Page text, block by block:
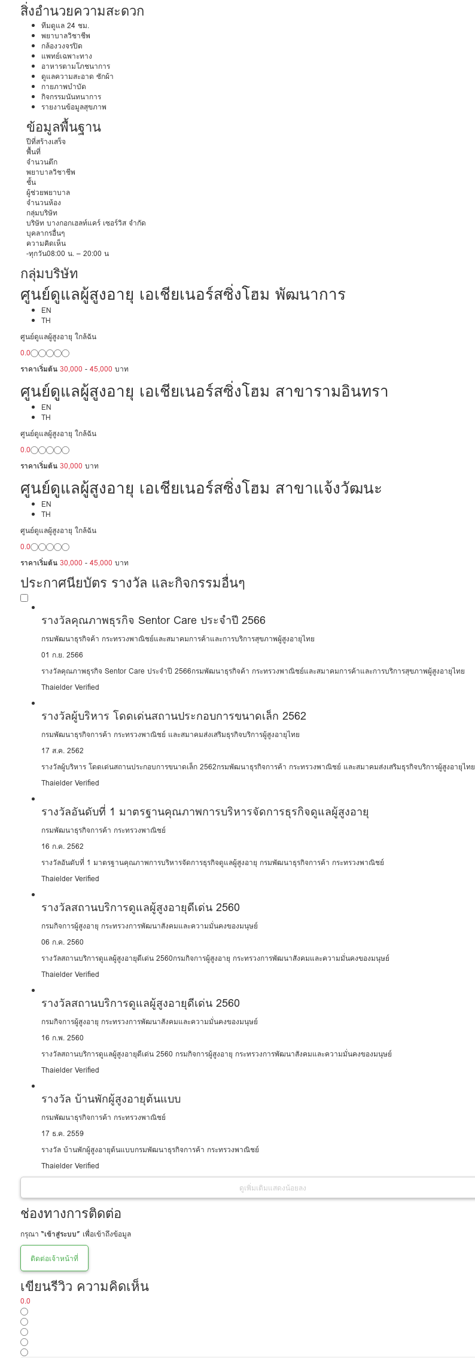
สิ่งอำนวยความสะดวก
ทีมดูแล 24 ชม.
พยาบาลวิชาชีพ
กล้องวงจรปิด
แพทย์เฉพาะทาง
อาหารตามโภชนาการ
ดูแลความสะอาด ซักผ้า
กายภาพบำบัด
กิจกรรมนันทนาการ
รายงานข้อมูลสุขภาพ
ข้อมูลพื้นฐาน
ปีที่สร้างเสร็จ
พื้นที่
จำนวนตึก
พยาบาลวิชาชีพ
ชั้น
ผู้ช่วยพยาบาล
จำนวนห้อง
กลุ่มบริษัท
บริษัท บางกอกเฮลท์แคร์ เซอร์วิส จำกัด
บุคลากรอื่นๆ
ความคิดเห็น
-ทุกวัน08:00 น. – 20:00 น
กลุ่มบริษัท
ศูนย์ดูแลผู้สูงอายุ เอเชียเนอร์สซิ่งโฮม พัฒนาการ
EN
TH
ศูนย์ดูแลผู้สูงอายุ ใกล้ฉัน
0.0
ราคาเริ่มต้น 30,000 - 45,000 บาท
ศูนย์ดูแลผู้สูงอายุ เอเชียเนอร์สซิ่งโฮม สาขารามอินทรา
EN
TH
ศูนย์ดูแลผู้สูงอายุ ใกล้ฉัน
0.0
ราคาเริ่มต้น 30,000 บาท
ศูนย์ดูแลผู้สูงอายุ เอเชียเนอร์สซิ่งโฮม สาขาแจ้งวัฒนะ
EN
TH
ศูนย์ดูแลผู้สูงอายุ ใกล้ฉัน
0.0
ราคาเริ่มต้น 30,000 - 45,000 บาท
ประกาศนียบัตร รางวัล และกิจกรรมอื่นๆ
รางวัลคุณภาพธุรกิจ Sentor Care ประจำปี 2566
กรมพัฒนาธุรกิจค้า กระทรวงพาณิชย์และสมาคมการค้าและการบริการสุขภาพผู้สูงอายุไทย
01 ก.ย. 2566
รางวัลคุณภาพธุรกิจ Sentor Care ประจำปี 2566กรมพัฒนาธุรกิจค้า กระทรวงพาณิชย์และสมาคมการค้าและการบริการสุขภาพผู้สูงอายุไทย
Thaielder Verified
รางวัลผู้บริหาร โดดเด่นสถานประกอบการขนาดเล็ก 2562
กรมพัฒนาธุรกิจการค้า กระทรวงพาณิชย์ และสมาคมส่งเสริมธุรกิจบริการผู้สูงอายุไทย
17 ส.ค. 2562
รางวัลผู้บริหาร โดดเด่นสถานประกอบการขนาดเล็ก 2562กรมพัฒนาธุรกิจการค้า กระทรวงพาณิชย์ และสมาคมส่งเสริมธุรกิจบริการผู้สูงอายุไทย
Thaielder Verified
รางวัลอันดับที่ 1 มาตรฐานคุณภาพการบริหารจัดการธุรกิจดูแลผู้สูงอายุ
กรมพัฒนาธุรกิจการค้า กระทรวงพาณิชย์
16 ก.ค. 2562
รางวัลอันดับที่ 1 มาตรฐานคุณภาพการบริหารจัดการธุรกิจดูแลผู้สูงอายุ กรมพัฒนาธุรกิจการค้า กระทรวงพาณิชย์
Thaielder Verified
รางวัลสถานบริการดูแลผู้สูงอายุดีเด่น 2560
กรมกิจการผู้สูงอายุ กระทรวงการพัฒนาสังคมและความมั่นคงของมนุษย์
06 ก.ค. 2560
รางวัลสถานบริการดูแลผู้สูงอายุดีเด่น 2560กรมกิจการผู้สูงอายุ กระทรวงการพัฒนาสังคมและความมั่นคงของมนุษย์
Thaielder Verified
รางวัลสถานบริการดูแลผู้สูงอายุดีเด่น 2560
กรมกิจการผู้สูงอายุ กระทรวงการพัฒนาสังคมและความมั่นคงของมนุษย์
16 ก.พ. 2560
รางวัลสถานบริการดูแลผู้สูงอายุดีเด่น 2560 กรมกิจการผู้สูงอายุ กระทรวงการพัฒนาสังคมและความมั่นคงของมนุษย์
Thaielder Verified
รางวัล บ้านพักผู้สูงอายุต้นแบบ
กรมพัฒนาธุรกิจการค้า กระทรวงพาณิชย์
17 ธ.ค. 2559
รางวัล บ้านพักผู้สูงอายุต้นแบบกรมพัฒนาธุรกิจการค้า กระทรวงพาณิชย์
Thaielder Verified
ดูเพิ่มเติมแสดงน้อยลง
ช่องทางการติดต่อ
กรุณา“เข้าสู่ระบบ” เพื่อเข้าถึงข้อมูล
ติดต่อเจ้าหน้าที่
เขียนรีวิว ความคิดเห็น
0.0